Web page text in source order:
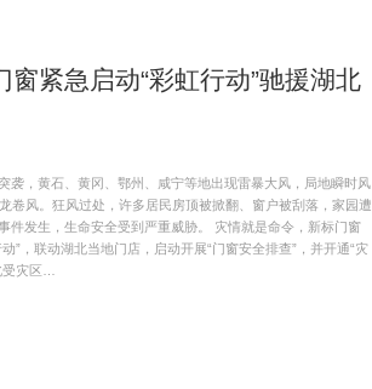
紧急启动“彩虹行动”驰援湖北
袭，黄石、黄冈、鄂州、咸宁等地出现雷暴大风，局地瞬时风
卷风。狂风过处，许多居民房顶被掀翻、窗户被刮落，家园遭
件发生，生命安全受到严重威胁。 灾情就是命令，新标门窗
”，联动湖北当地门店，启动开展“门窗安全排查”，并开通“灾
受灾区…